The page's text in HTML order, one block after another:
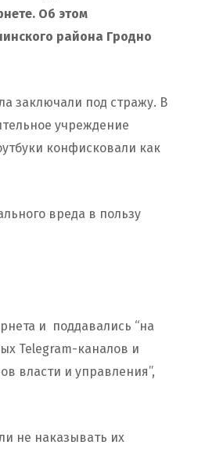
Об этом
района Гродно
заключали под стражу. В
учреждение
конфисковали как
вреда в пользу
и поддавались “на
Telegram-каналов и
власти и управления”,
не наказывать их